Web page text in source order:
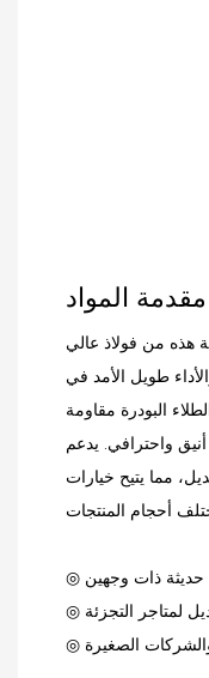
مقدمة المواد
هذه من فولاذ عالي
طويل الأمد في
البودرة مقاومة
واحترافي. يدعم
مما يتيح خيارات
حديثة ذات وجهين
لمتاجر التجزئة
الصغيرة